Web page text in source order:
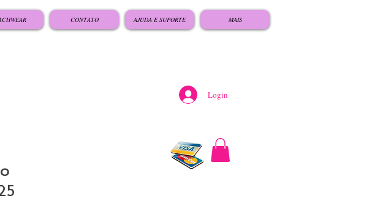
CONTATO AJUDA E SUPORTE MAIS
Login